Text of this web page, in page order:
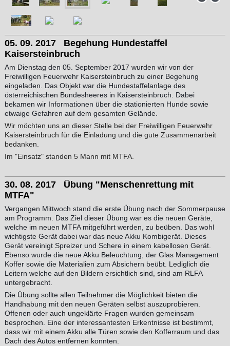
05. 09. 2017 Begehung Hundestaffel
Kaisersteinbruch
Am Dienstag den 05. September 2017 wurden wir von der
Freiwilligen Feuerwehr Kaisersteinbruch zu einer Begehung
eingeladen. Das Objekt war die Hundestaffelanlage des
österreichischen Bundesheeres in Kaisersteinbruch. Dabei
bekamen wir Informationen über die stationierten Hunde sowie
etwaige Gefahren auf dem gesamten Gelände.
Wir möchten uns an dieser Stelle bei der Freiwilligen Feuerwehr
Kaisersteinbruch für die Einladung und die gute Zusammenarbeit
bedanken.
Im "Einsatz" standen 5 Mann mit MTFA.
30. 08. 2017 Übung "Menschenrettung mit
MTFA"
Vergangen Mittwoch stand die erste Übung nach der Sommerpause
am Programm. Das Ziel dieser Übung war es die neuen Geräte,
welche im neuen MTFA mitgeführt werden, zu beüben. Das wohl
wichtigste Gerät dabei war das neue Akku Kombigerät. Dieses
Gerät vereinigt Spreizer und Schere in einem kabellosen Gerät.
Ebenso wurde die neue Akku Beleuchtung, der Glas Management
Koffer sowie die Materialien zum Absichern beübt. Lediglich die
Leitern welche auf den Bildern ersichtlich sind, sind am RLFA
untergebracht.
Die Übung sollte allen Teilnehmer die Möglichkeit bieten die
Handhabung mit den neuen Geräten selbst auszuprobieren.
Offenen oder auch ungeklärte Fragen wurden gemeinsam
besprochen. Eine der interessantesten Erkentnisse ist bestimmt,
dass wir mit einem Akku alle Türen sowie den Kofferraum und das
Dach des Autos entfernen konnten.